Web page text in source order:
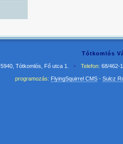
Tótkomlós
5940, Tótkomlós, Fő utca 1. • Telefon: 68/462-
programozás: FlyingSquirrel CMS- Sulcz